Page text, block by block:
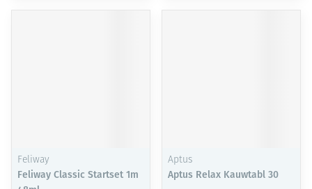
Feliway
Feliway Classic Startset 1m
Aptus
Aptus Relax Kauwtabl 30